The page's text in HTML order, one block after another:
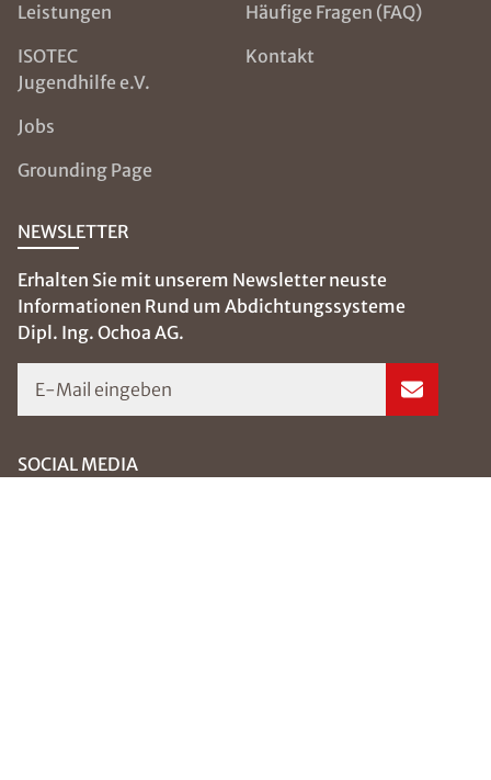
Ort*
Nachricht
Leistungen
ISOTEC
Jugendhilfe e.V.
Jobs
Grounding Page
Häufige Fragen (FAQ)
Kontakt
NEWSLETTER
Erhalten Sie mit unserem Newsletter neuste
Informationen Rund um Abdichtungssysteme
Dipl. Ing. Ochoa AG.
E-Mail eingeben
SOCIAL MEDIA